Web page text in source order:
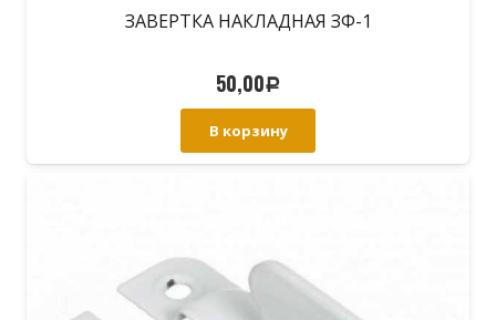
ЗАВЕРТКА НАКЛАДНАЯ ЗФ-1
50,00Р
В корзину